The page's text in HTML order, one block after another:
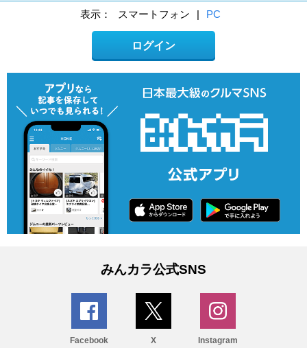
表示： スマートフォン | PC
ログイン
みんカラ公式SNS
Facebook X Instagram